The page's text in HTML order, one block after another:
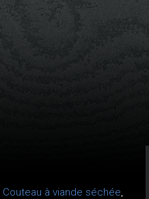
Couteau à viande séchée,